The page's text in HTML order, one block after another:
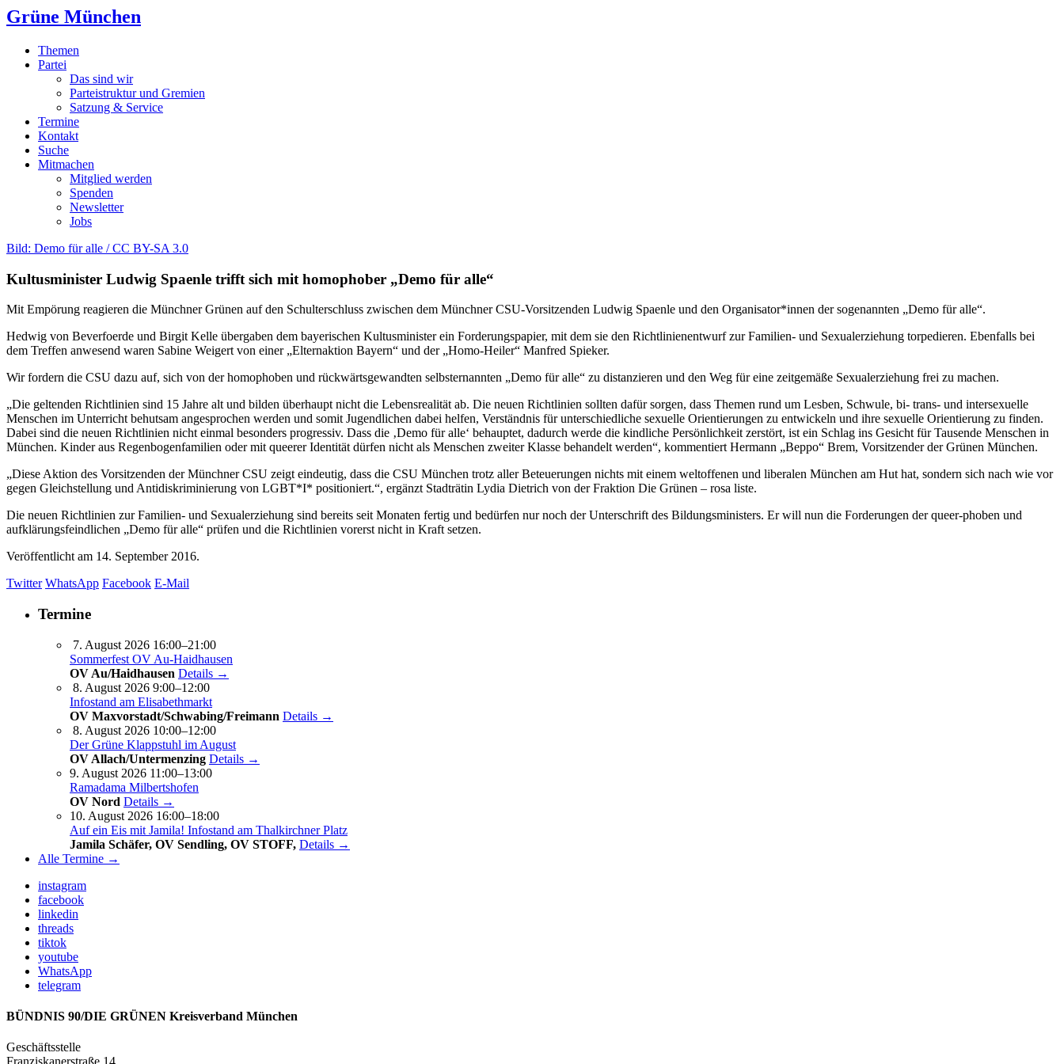
Grüne München
Themen
Partei
Das sind wir
Parteistruktur und Gremien
Satzung & Service
Termine
Kontakt
Suche
Mitmachen
Mitglied werden
Spenden
Newsletter
Jobs
Bild: Demo für alle / CC BY-SA 3.0
Kultusminister Ludwig Spaenle trifft sich mit homophober „Demo für alle“
Mit Empörung reagieren die Münchner Grünen auf den Schulterschluss zwischen dem Münchner CSU-Vorsitzenden Ludwig Spaenle und den Organisator*innen der sogenannten „Demo für alle“.
Hedwig von Beverfoerde und Birgit Kelle übergaben dem bayerischen Kultusminister ein Forderungspapier, mit dem sie den Richtlinienentwurf zur Familien- und Sexualerziehung torpedieren. Ebenfalls bei
dem Treffen anwesend waren Sabine Weigert von einer „Elternaktion Bayern“ und der „Homo-Heiler“ Manfred Spieker.
Wir fordern die CSU dazu auf, sich von der homophoben und rückwärtsgewandten selbsternannten „Demo für alle“ zu distanzieren und den Weg für eine zeitgemäße Sexualerziehung frei zu machen.
„Die geltenden Richtlinien sind 15 Jahre alt und bilden überhaupt nicht die Lebensrealität ab. Die neuen Richtlinien sollten dafür sorgen, dass Themen rund um Lesben, Schwule, bi- trans- und intersexuelle
Menschen im Unterricht behutsam angesprochen werden und somit Jugendlichen dabei helfen, Verständnis für unterschiedliche sexuelle Orientierungen zu entwickeln und ihre sexuelle Orientierung zu finden.
Dabei sind die neuen Richtlinien nicht einmal besonders progressiv. Dass die ‚Demo für alle‘ behauptet, dadurch werde die kindliche Persönlichkeit zerstört, ist ein Schlag ins Gesicht für Tausende Menschen in
München. Kinder aus Regenbogenfamilien oder mit queerer Identität dürfen nicht als Menschen zweiter Klasse behandelt werden“, kommentiert Hermann „Beppo“ Brem, Vorsitzender der Grünen München.
„Diese Aktion des Vorsitzenden der Münchner CSU zeigt eindeutig, dass die CSU München trotz aller Beteuerungen nichts mit einem weltoffenen und liberalen München am Hut hat, sondern sich nach wie vor
gegen Gleichstellung und Antidiskriminierung von LGBT*I* positioniert.“, ergänzt Stadträtin Lydia Dietrich von der Fraktion Die Grünen – rosa liste.
Die neuen Richtlinien zur Familien- und Sexualerziehung sind bereits seit Monaten fertig und bedürfen nur noch der Unterschrift des Bildungsministers. Er will nun die Forderungen der queer-phoben und
aufklärungsfeindlichen „Demo für alle“ prüfen und die Richtlinien vorerst nicht in Kraft setzen.
Veröffentlicht am 14. September 2016.
Twitter WhatsApp Facebook E-Mail
Termine
7. August 2026 16:00–21:00
Sommerfest OV Au-Haidhausen
OV Au/Haidhausen Details →
8. August 2026 9:00–12:00
Infostand am Elisabethmarkt
OV Maxvorstadt/Schwabing/Freimann Details →
8. August 2026 10:00–12:00
Der Grüne Klappstuhl im August
OV Allach/Untermenzing Details →
9. August 2026 11:00–13:00
Ramadama Milbertshofen
OV Nord Details →
10. August 2026 16:00–18:00
Auf ein Eis mit Jamila! Infostand am Thalkirchner Platz
Jamila Schäfer, OV Sendling, OV STOFF, Details →
Alle Termine →
instagram
facebook
linkedin
threads
tiktok
youtube
WhatsApp
telegram
BÜNDNIS 90/DIE GRÜNEN Kreisverband München
Geschäftsstelle